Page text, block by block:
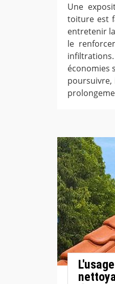
Une
toiture est
entretenir
le
économies